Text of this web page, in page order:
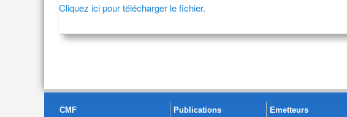
Cliquez ici pour télécharger le fichier.
CMF Publications Emetteurs